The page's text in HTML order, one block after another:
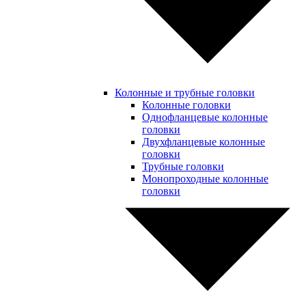
Колонные и трубные головки
Колонные головки
Однофланцевые колонные
головки
Двухфланцевые колонные
головки
Трубные головки
Монопроходные колонные
головки